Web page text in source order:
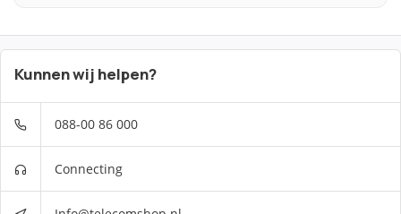
Kunnen wij helpen?
088-00 86 000
Connecting